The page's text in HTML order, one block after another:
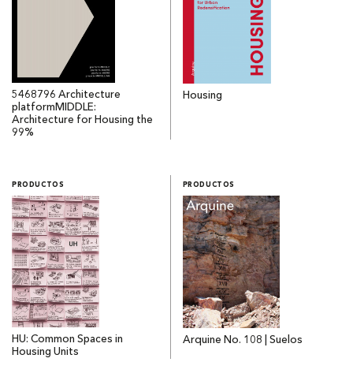
5468796 Architecture
platformMIDDLE:
Architecture for Housing the
99%
Housing
PRODUCTOS
HU: Common Spaces in
Housing Units
PRODUCTOS
Arquine No. 108 | Suelos